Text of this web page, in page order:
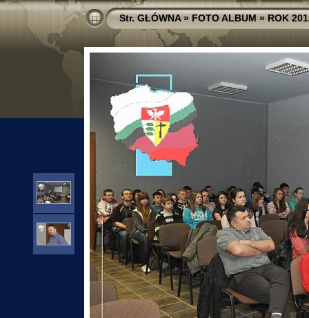
Str. GŁÓWNA»FOTO ALBUM»ROK